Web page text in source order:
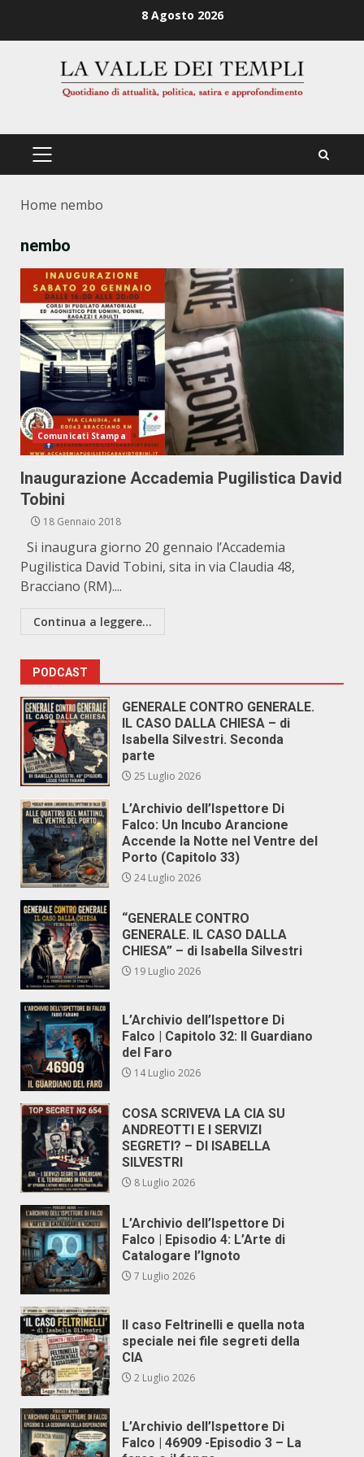
8 Agosto 2026
PRIMÄRES
Home nembo
nembo
Comunicati Stampa
Inaugurazione Accademia Pugilistica David
Tobini
18 Gennaio 2018
Si inaugura giorno 20 gennaio l’Accademia
Pugilistica David Tobini, sita in via Claudia 48,
Bracciano (RM)....
Continua a leggere...
PODCAST
GENERALE CONTRO GENERALE.
IL CASO DALLA CHIESA – di
Isabella Silvestri. Seconda
parte
25 Luglio 2026
L’Archivio dell’Ispettore Di
Falco: Un Incubo Arancione
Accende la Notte nel Ventre del
Porto (Capitolo 33)
24 Luglio 2026
“GENERALE CONTRO
GENERALE. IL CASO DALLA
CHIESA” – di Isabella Silvestri
19 Luglio 2026
L’Archivio dell’Ispettore Di
Falco | Capitolo 32: Il Guardiano
del Faro
14 Luglio 2026
COSA SCRIVEVA LA CIA SU
ANDREOTTI E I SERVIZI
SEGRETI? – DI ISABELLA
SILVESTRI
8 Luglio 2026
L’Archivio dell’Ispettore Di
Falco | Episodio 4: L’Arte di
Catalogare l’Ignoto
7 Luglio 2026
Il caso Feltrinelli e quella nota
speciale nei file segreti della
CIA
2 Luglio 2026
L’Archivio dell’Ispettore Di
Falco | 46909 -Episodio 3 – La